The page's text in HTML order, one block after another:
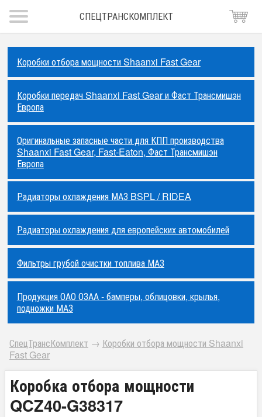
СПЕЦТРАНСКОМПЛЕКТ
Коробки отбора мощности Shaanxi Fast Gear
Коробки передач Shaanxi Fast Gear и Фаст Трансмишэн
Европа
Оригинальные запасные части для КПП производства
Shaanxi Fast Gear, Fast-Eaton, Фаст Трансмишэн
Европа
Радиаторы охлаждения МАЗ BSPL / RIDEA
Радиаторы охлаждения для европейских автомобилей
Фильтры грубой очистки топлива МАЗ
Продукция ОАО ОЗАА - бамперы, облицовки, крылья,
подножки МАЗ
СпецТрансКомплект → Коробки отбора мощности Shaanxi
Fast Gear
Коробка отбора мощности
QCZ40-G38317